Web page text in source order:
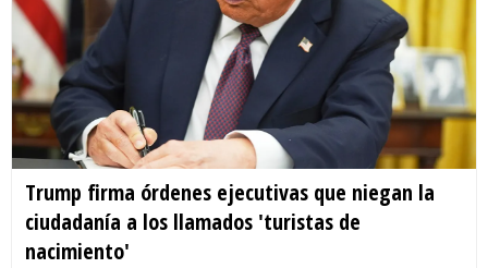
Trump firma órdenes ejecutivas que niegan la
ciudadanía a los llamados 'turistas de
nacimiento'